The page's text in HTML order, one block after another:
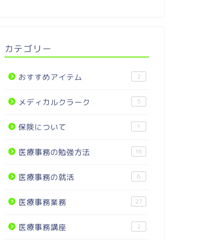
メディカルクラーク
レセプト作成の練習～初診料・再診
2018年12月2日
カテゴリー
おすすめアイテム 2
メディカルクラーク 5
保険について 1
医療事務の勉強方法 16
医療事務の就活 6
医療事務業務 27
医療事務講座 2